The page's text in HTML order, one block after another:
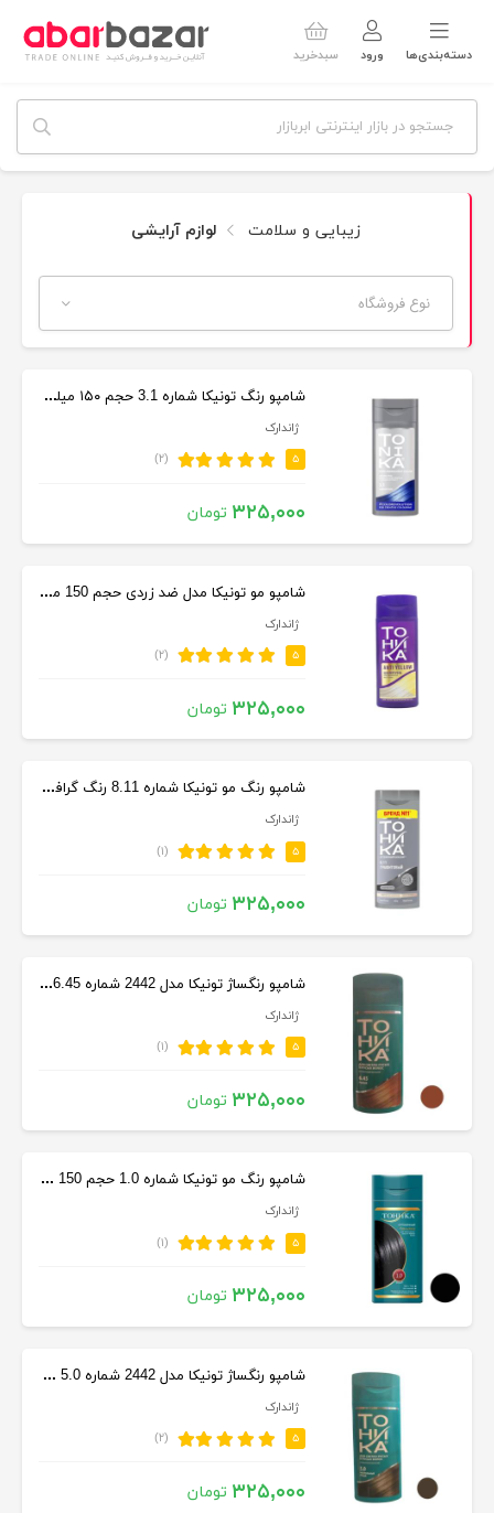
دسته‌بندی‌ها ورود سبدخرید
زیبایی و سلامت لوازم آرایشی
نوع فروشگاه
شامپو رنگ تونیکا شماره 3.1 حجم ۱۵۰ میلی لیترسرمه ای
ژاندارک
۵ (۲)
۳۲۵,۰۰۰ تومان
شامپو مو تونیکا مدل ضد زردی حجم 150 میلی لیتر
ژاندارک
۵ (۲)
۳۲۵,۰۰۰ تومان
شامپو رنگ مو تونیکا شماره 8.11 رنگ گرافیتی حجم 150 میلی لیتر
ژاندارک
۵ (۱)
۳۲۵,۰۰۰ تومان
شامپو رنگساژ تونیکا مدل 2442 شماره 6.45 حجم 150 میل رنگ مسی
ژاندارک
۵ (۱)
۳۲۵,۰۰۰ تومان
شامپو رنگ مو تونیکا شماره 1.0 حجم 150 میلی‌ لیتر رنگ مشکی
ژاندارک
۵ (۱)
۳۲۵,۰۰۰ تومان
شامپو رنگساژ تونیکا مدل 2442 شماره 5.0 حجم 150 میل رنگ قهوه ای
ژاندارک
۵ (۲)
۳۲۵,۰۰۰ تومان